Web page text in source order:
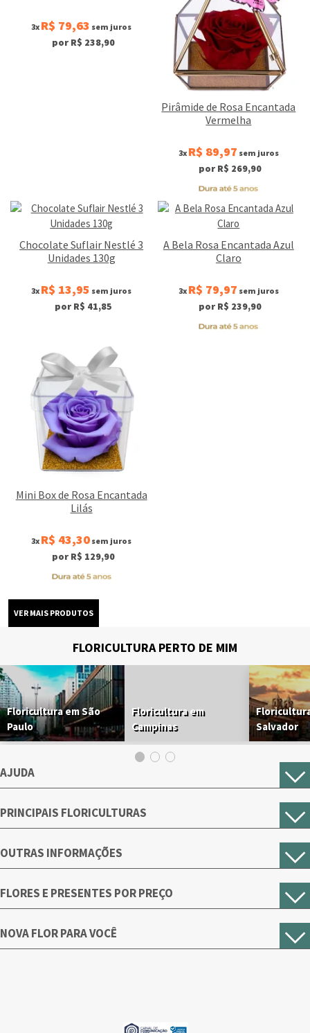
3x R$ 79,63 sem juros
por R$ 238,90
Pirâmide de Rosa Encantada
Vermelha
3x R$ 89,97 sem juros
por R$ 269,90
Chocolate Suflair Nestlé 3
Unidades 130g
3x R$ 13,95 sem juros
por R$ 41,85
A Bela Rosa Encantada Azul
Claro
3x R$ 79,97 sem juros
por R$ 239,90
Mini Box de Rosa Encantada
Lilás
3x R$ 43,30 sem juros
por R$ 129,90
FLORICULTURA PERTO DE MIM
Floricultura em São
Paulo
Floricultura em
Campinas
Salvador
AJUDA
PRINCIPAIS FLORICULTURAS
OUTRAS INFORMAÇÕES
FLORES E PRESENTES POR PREÇO
NOVA FLOR PARA VOCÊ